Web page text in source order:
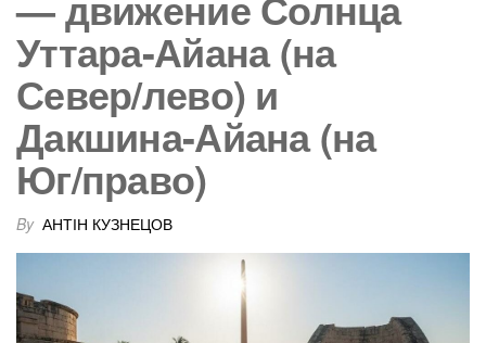
Уттара-Айана (на
Север/лево) и
Дакшина-Айана (на
Юг/право)
By АНТІН КУЗНЕЦОВ